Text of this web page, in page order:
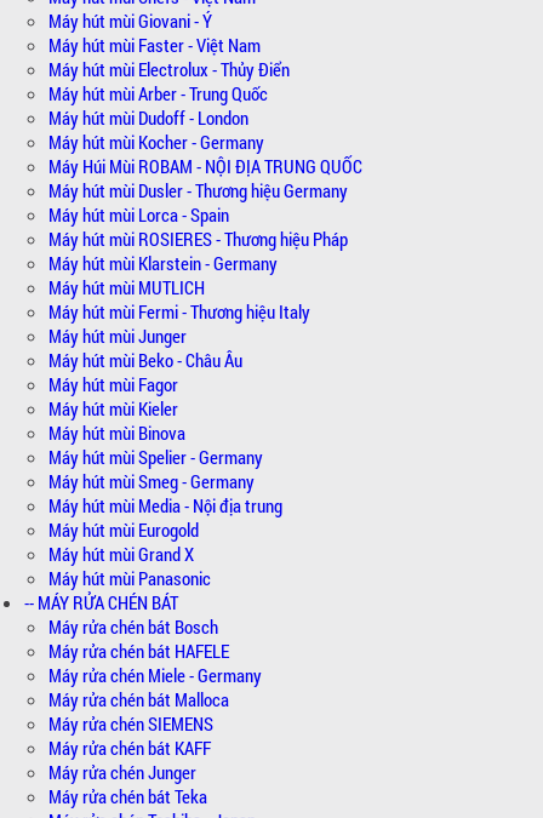
Máy hút mùi Giovani - Ý
Máy hút mùi Faster - Việt Nam
Máy hút mùi Electrolux - Thủy Điển
Máy hút mùi Arber - Trung Quốc
Máy hút mùi Dudoff - London
Máy hút mùi Kocher - Germany
Máy Húi Mùi ROBAM - NỘI ĐỊA TRUNG QUỐC
Máy hút mùi Dusler - Thương hiệu Germany
Máy hút mùi Lorca - Spain
Máy hút mùi ROSIERES - Thương hiệu Pháp
Máy hút mùi Klarstein - Germany
Máy hút mùi MUTLICH
Máy hút mùi Fermi - Thương hiệu Italy
Máy hút mùi Junger
Máy hút mùi Beko - Châu Âu
Máy hút mùi Fagor
Máy hút mùi Kieler
Máy hút mùi Binova
Máy hút mùi Spelier - Germany
Máy hút mùi Smeg - Germany
Máy hút mùi Media - Nội địa trung
Máy hút mùi Eurogold
Máy hút mùi Grand X
Máy hút mùi Panasonic
-- MÁY RỬA CHÉN BÁT
Máy rửa chén bát Bosch
Máy rửa chén bát HAFELE
Máy rửa chén Miele - Germany
Máy rửa chén bát Malloca
Máy rửa chén SIEMENS
Máy rửa chén bát KAFF
Máy rửa chén Junger
Máy rửa chén bát Teka